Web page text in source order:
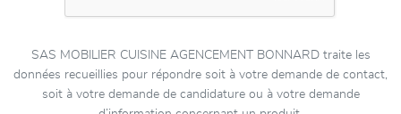
SAS MOBILIER CUISINE AGENCEMENT BONNARD traite les
données recueillies pour répondre soit à votre demande de contact,
soit à votre demande de candidature ou à votre demande